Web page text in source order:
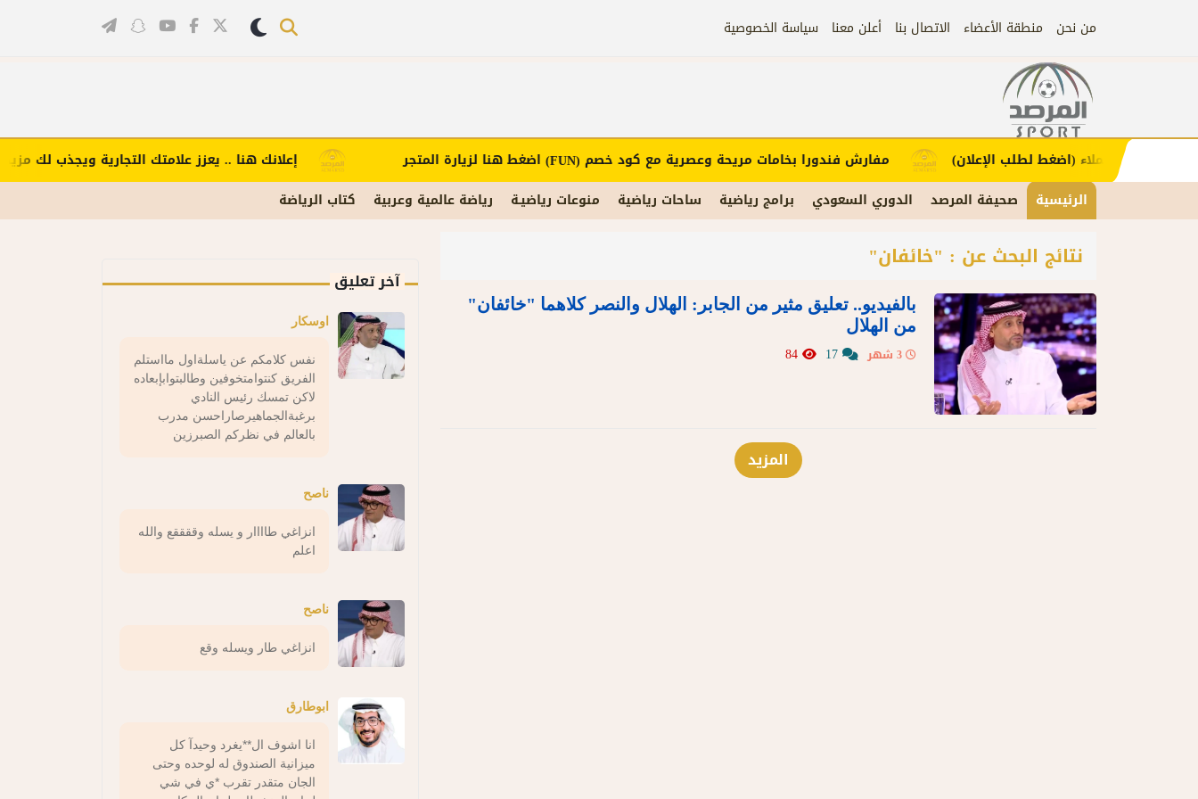
من نحن منطقة الأعضاء الاتصال بنا أعلن معنا سياسة الخصوصية
الرئيسية صحيفة المرصد الدوري السعودي برامج رياضية ساحات رياضية منوعات رياضيـة رياضة عالمية وعربية كتاب الرياضة
إعلانك هنا .. يعزز علامتك التجارية ويجذب لك مزيدًا مفارش فندورا بخامات مريحة وعصرية مع كود خصم(FUN)اضغط هنا لزيارة المتجر من العملاء (اضغط لطلب الإعلان)
نتائج البحث عن : "خائفان"
بالفيديو.. تعليق مثير من الجابر: الهلال والنصر كلاهما "خائفان"
من الهلال
المزيد
آخر تعليق
اوسكار
نفس كلامكم عن ياسلةاول مااستلم
الفريق كنتوامتخوفين وطالبتوابإبعاده
لاكن تمسك رئيس النادي
برغبةالجماهيرصاراحسن مدرب
بالعالم في نظركم الصبرزين
ناصح
انزاغي طاااار و يسله وققققع والله
اعلم
ناصح
انزاغي طار ويسله وقع
ابوطارق
انا اشوف ال**يغرد وحيدآ كل
ميزانية الصندوق له لوحده وحتى
الجان متقدر تقرب *ي في شي